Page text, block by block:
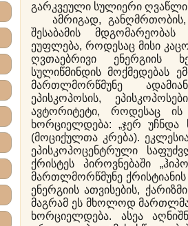
გარკვეული სულიერი ღვაწლის
ამრიგად, განღმრთობის,
შესაბამის მდგომარეობას
ეუფლება, როდესაც მისი
ღვთაებრივი ენერგიის
სულიწმინდის მოქმედებას
მართლმორწმუნე
ეპისკოპოსის,
ავტორიტეტი, როდესაც ის
ხორციელდება: „ჯერ უჩნდა
(მოციქულთა კრება).
ეპისკოპოცენტრული
ქრისტეს პიროვნებაში
მართლმორწმუნე
ენერგიის ათვისების,
მაგრამ ეს მხოლოდ
ხორციელდება. ასეა